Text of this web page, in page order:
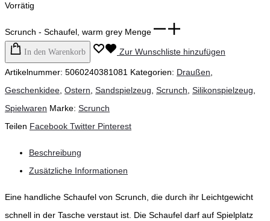
Vorrätig
Scrunch - Schaufel, warm grey Menge
In den Warenkorb Zur Wunschliste hinzufügen
Artikelnummer: 5060240381081 Kategorien: Draußen,
Geschenkidee, Ostern, Sandspielzeug, Scrunch, Silikonspielzeug,
Spielwaren Marke: Scrunch
Teilen Facebook Twitter Pinterest
Beschreibung
Zusätzliche Informationen
Eine handliche Schaufel von Scrunch, die durch ihr Leichtgewicht
schnell in der Tasche verstaut ist. Die Schaufel darf auf Spielplatz